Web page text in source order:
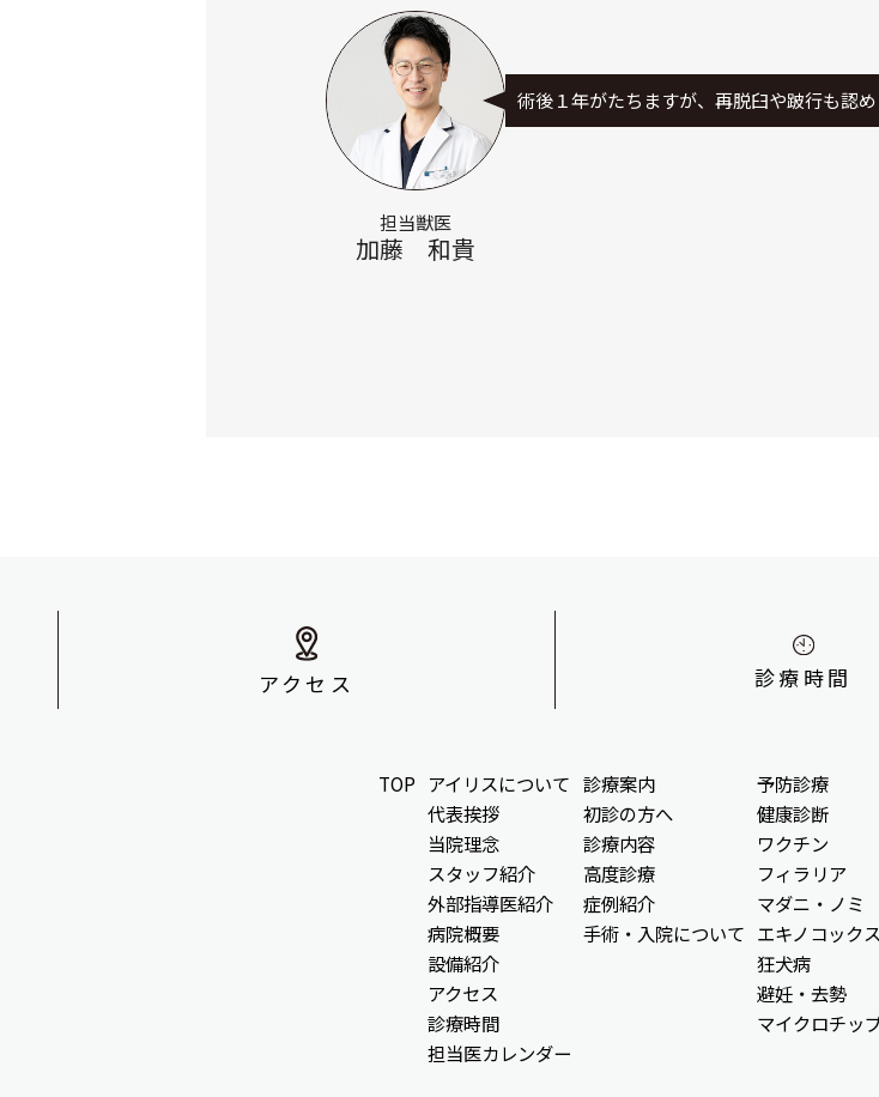
術後１年がたちますが、再脱臼や跛行も認
担当獣医
加藤 和貴
アクセス 診療時間
TOP アイリスについて
代表挨拶
当院理念
スタッフ紹介
外部指導医紹介
病院概要
設備紹介
アクセス
診療時間
担当医カレンダー
診療案内
初診の方へ
診療内容
高度診療
症例紹介
手術・入院について
予防診療
健康診断
ワクチン
フィラリア
マダニ・ノミ
エキノコックス
狂犬病
避妊・去勢
マイクロチッ